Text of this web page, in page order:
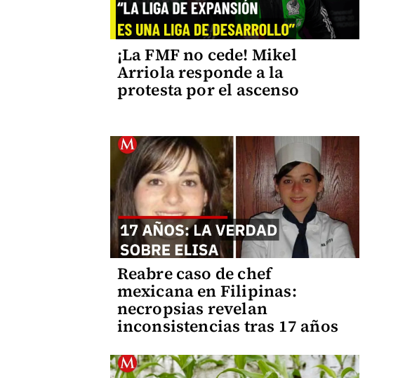
¡La FMF no cede! Mikel
Arriola responde a la
protesta por el ascenso
Reabre caso de chef
mexicana en Filipinas:
necropsias revelan
inconsistencias tras 17 años